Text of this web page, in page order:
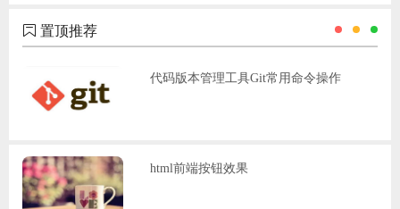
置顶推荐
代码版本管理工具Git常用命令操作
html前端按钮效果